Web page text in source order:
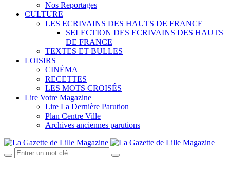
Nos Reportages
CULTURE
LES ECRIVAINS DES HAUTS DE FRANCE
SELECTION DES ECRIVAINS DES HAUTS
DE FRANCE
TEXTES ET BULLES
LOISIRS
CINÉMA
RECETTES
LES MOTS CROISÉS
Lire Votre Magazine
Lire La Dernière Parution
Plan Centre Ville
Archives anciennes parutions